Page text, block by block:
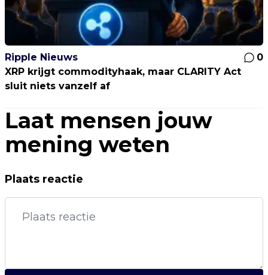
Ripple Nieuws
0
XRP krijgt commodityhaak, maar CLARITY Act
sluit niets vanzelf af
Laat mensen jouw
mening weten
Plaats reactie